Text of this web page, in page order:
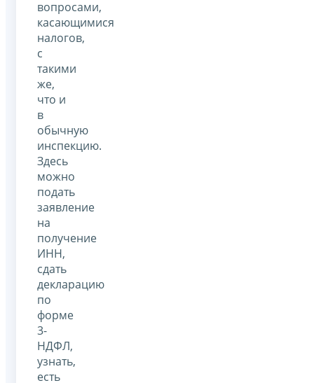
вопросами,
касающимися
налогов,
с
такими
же,
что и
в
обычную
инспекцию.
Здесь
можно
подать
заявление
на
получение
ИНН,
сдать
декларацию
по
форме
3-
НДФЛ,
узнать,
есть